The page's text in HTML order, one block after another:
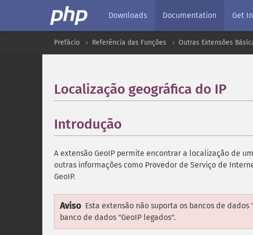
Downloads Documentation Get
Prefácio Referência das Funções Outras Extensões
Localização geográfica do IP
Introdução
A extensão GeoIP permite encontrar a localização de
outras informações como Provedor de Serviço de
GeoIP.
Aviso Esta extensão não suporta os bancos de
banco de dados "GeoIP legados".